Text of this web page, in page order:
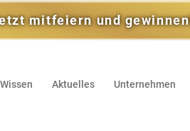
mitfeiern und
Aktuelles Unternehmen